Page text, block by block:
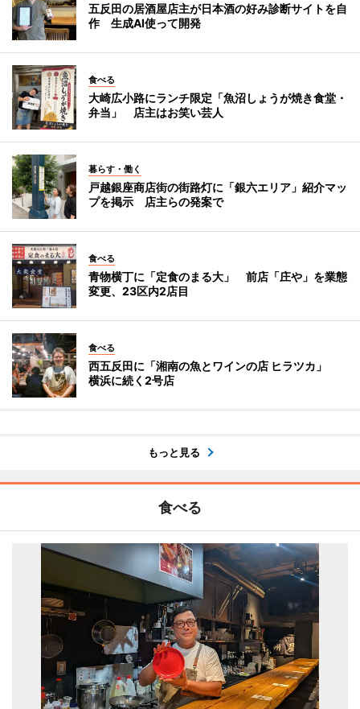
五反田の居酒屋店主が日本酒の好み診断サイトを自
作 生成AI使って開発
食べる
大崎広小路にランチ限定「魚沼しょうが焼き食堂・
弁当」 店主はお笑い芸人
暮らす・働く
戸越銀座商店街の街路灯に「銀六エリア」紹介マッ
プを掲示 店主らの発案で
食べる
青物横丁に「定食のまる大」 前店「庄や」を業態
変更、23区内2店目
食べる
西五反田に「湘南の魚とワインの店 ヒラツカ」
横浜に続く2号店
もっと見る
食べる